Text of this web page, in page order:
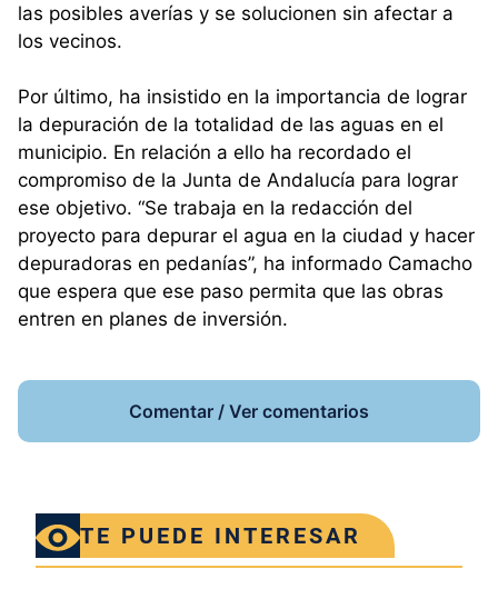
las posibles averías y se solucionen sin afectar a
los vecinos.
Por último, ha insistido en la importancia de lograr
la depuración de la totalidad de las aguas en el
municipio. En relación a ello ha recordado el
compromiso de la Junta de Andalucía para lograr
ese objetivo. “Se trabaja en la redacción del
proyecto para depurar el agua en la ciudad y hacer
depuradoras en pedanías”, ha informado Camacho
que espera que ese paso permita que las obras
entren en planes de inversión.
Comentar / Ver comentarios
TE PUEDE INTERESAR